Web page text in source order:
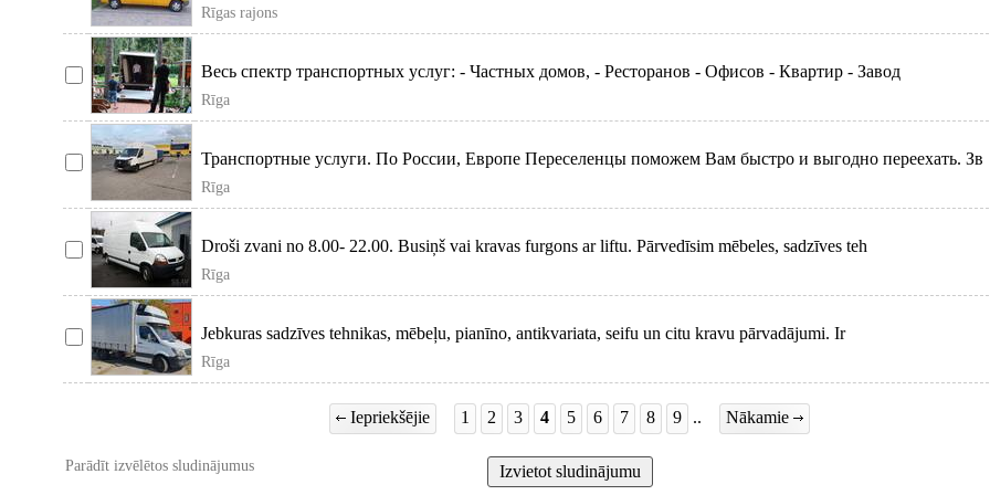
Rīgas rajons
Весь спектр транспортных услуг: - Частных домов, - Ресторанов - Офисов - Квартир - Завод
Rīga
Транспортные услуги. По России, Европе Переселенцы поможем Вам быстро и выгодно переехать. Зв
Rīga
Droši zvani no 8.00- 22.00. Busiņš vai kravas furgons ar liftu. Pārvedīsim mēbeles, sadzīves teh
Rīga
Jebkuras sadzīves tehnikas, mēbeļu, pianīno, antikvariata, seifu un citu kravu pārvadājumi. Ir
Rīga
Iepriekšējie 1 2 3 4 5 6 7 8 9 .. Nākamie
Parādīt izvēlētos sludinājumus